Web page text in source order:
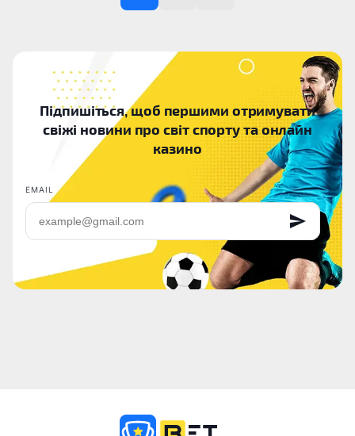
Підпишіться, щоб першими отримувати
свіжі новини про світ спорту та онлайн
казино
EMAIL